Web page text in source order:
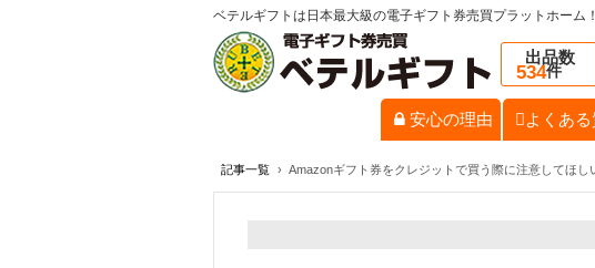
ベテルギフトは日本最大級の電子ギフト券売買プラットホーム！
出品数
534件
よくある
安心の理由
記事一覧 › Amazonギフト券をクレジットで買う際に注意してほし